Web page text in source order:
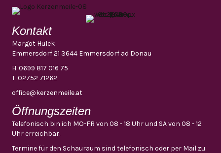
Kontakt
Margot Hulek
Emmersdorf 21 3644 Emmersdorf ad Donau
H.0699 817 016 75
T.02752 71262
office@kerzenmeile.at
Öffnungszeiten
Telefonisch bin ich MO-FR von 08 - 18 Uhr und SA von 08 - 12
Uhr erreichbar.
Termine für den Schauraum sind telefonisch oder per Mail zu